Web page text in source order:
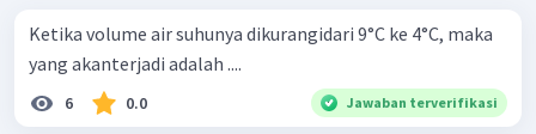
Ketika volume air suhunya dikurangidari 9°C ke 4°C, maka
yang akanterjadi adalah ....
6 0.0 Jawaban terverifikasi